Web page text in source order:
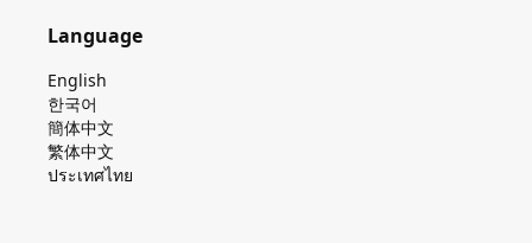
Language
English
한국어
簡体中文
繁体中文
ประเทศไทย